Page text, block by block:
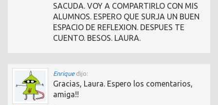
SACUDA. VOY A COMPARTIRLO CON MIS
ALUMNOS. ESPERO QUE SURJA UN BUEN
ESPACIO DE REFLEXION. DESPUES TE
CUENTO. BESOS. LAURA.
Enrique dijo:
Gracias, Laura. Espero los comentarios,
amiga!!